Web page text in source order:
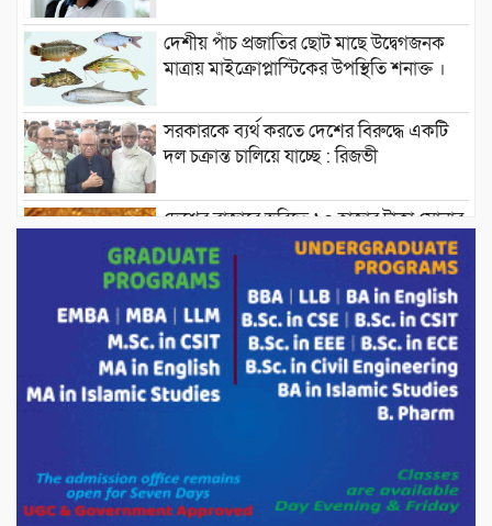
দেশীয় পাঁচ প্রজাতির ছোট মাছে উদ্বেগজনক
মাত্রায় মাইক্রোপ্লাস্টিকের উপস্থিতি শনাক্ত ।
সরকারকে ব্যর্থ করতে দেশের বিরুদ্ধে একটি
দল চক্রান্ত চালিয়ে যাচ্ছে : রিজভী
দেশের বাজারে ভরিতে ১০ হাজার টাকা সোনার
দাম বাড়ানোর ঘোষণা।
ভারপ্রাপ্ত রাষ্ট্রপতি হাফিজ উদ্দিন আহমদের
সাথে এইচটি বাংলা অনলাইন পোর্টাল ও আইপি
টিভির সম্পাদক মোঃ ইসমাইল হোসেনের
সৌজন্য সাক্ষাৎ।
পাটগ্রামে জুলাই অভ্যুত্থান দিবস উপলক্ষে
পোরশায় গণঅভ্যুত্থান দিবসে শহিদ ও জুলাই